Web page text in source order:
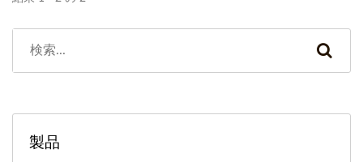
約し、生産中に頻繁に金型
品、大型家電（エアコン、
製品